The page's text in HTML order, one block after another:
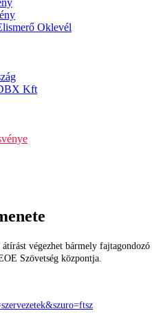
Oklevél
Kft
végezhet bármely fajtagondozó
Szövetség központja.